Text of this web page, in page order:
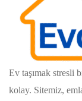
Ev taşımak stresli
kolay. Sitemiz,